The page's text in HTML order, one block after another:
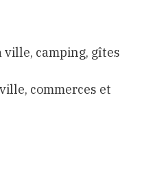
ville, camping, gîtes
commerces et